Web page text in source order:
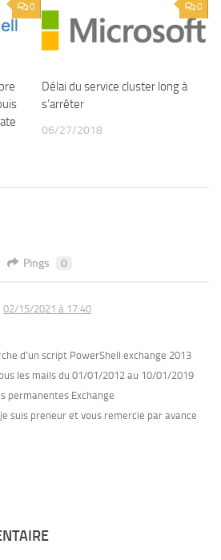
0 0
Délai du service cluster long à
s’arrêter
06/27/2018
Pings 0
02/15/2021 à 17:40
d’un script PowerShell exchange 2013
les mails du 01/01/2012 au 10/01/2019
permanentes Exchange
suis preneur et vous remercie par avance